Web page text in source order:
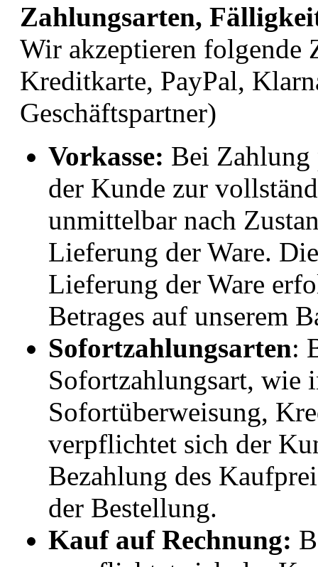
Zahlungsarten,
Wir akzeptieren folgende
Kreditkarte, PayPal,
Geschäftspartner)
Vorkasse: Bei Zahlung
der Kunde zur
unmittelbar nach
Lieferung der Ware. Die
Lieferung der Ware
Betrages auf unserem
Sofortzahlungsarten:
Sofortzahlungsart, wie
Sofortüberweisung,
verpflichtet sich der
Bezahlung des
der Bestellung.
Kauf auf Rechnung: